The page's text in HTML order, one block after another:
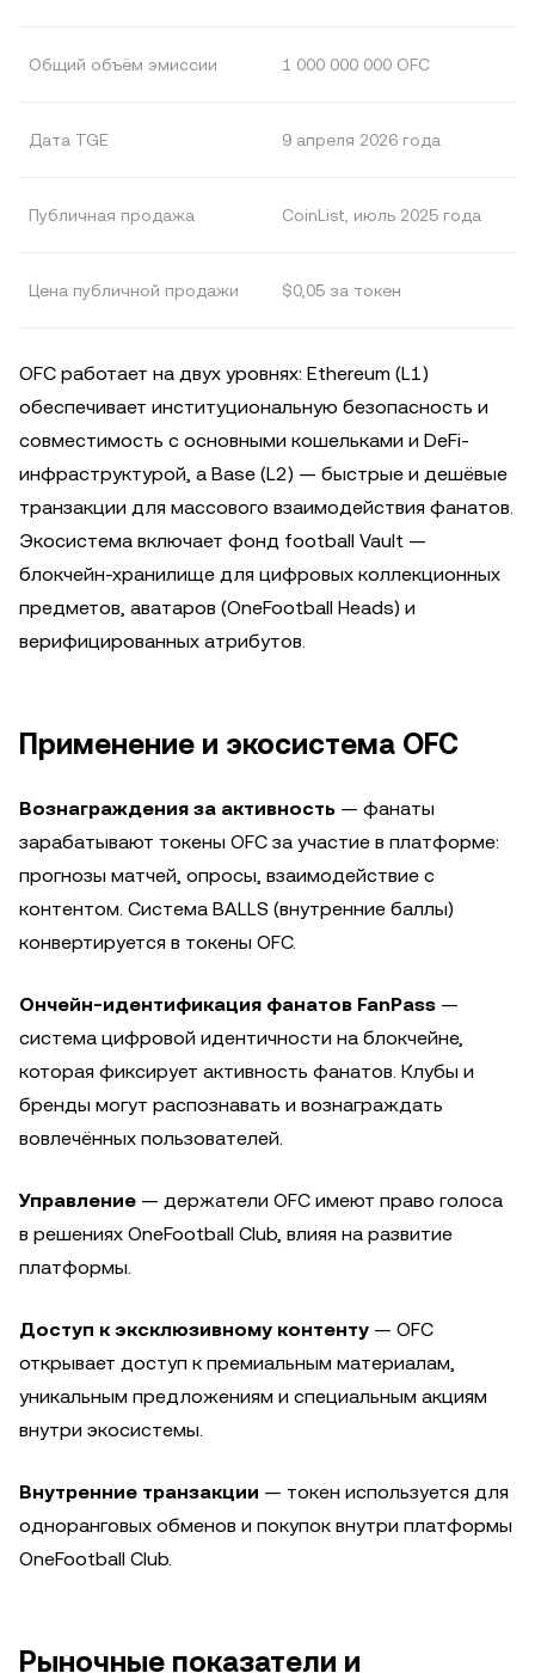
Общий объём эмиссии 1 000 000 000 OFC
Дата TGE 9 апреля 2026 года
Публичная продажа CoinList, июль 2025 года
Цена публичной продажи $0,05 за токен
OFC работает на двух уровнях: Ethereum (L1)
обеспечивает институциональную безопасность и
совместимость с основными кошельками и DeFi-
инфраструктурой, а Base (L2) — быстрые и дешёвые
транзакции для массового взаимодействия фанатов.
Экосистема включает фонд football Vault —
блокчейн-хранилище для цифровых коллекционных
предметов, аватаров (OneFootball Heads) и
верифицированных атрибутов.
Применение и экосистема OFC
Вознаграждения за активность — фанаты
зарабатывают токены OFC за участие в платформе:
прогнозы матчей, опросы, взаимодействие с
контентом. Система BALLS (внутренние баллы)
конвертируется в токены OFC.
Ончейн-идентификация фанатов FanPass —
система цифровой идентичности на блокчейне,
которая фиксирует активность фанатов. Клубы и
бренды могут распознавать и вознаграждать
вовлечённых пользователей.
Управление — держатели OFC имеют право голоса
в решениях OneFootball Club, влияя на развитие
платформы.
Доступ к эксклюзивному контенту — OFC
открывает доступ к премиальным материалам,
уникальным предложениям и специальным акциям
внутри экосистемы.
Внутренние транзакции — токен используется для
одноранговых обменов и покупок внутри платформы
OneFootball Club.
Рыночные показатели и